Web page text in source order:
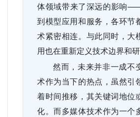
体领域带来了深远的影响
到模型应用和服务，各环节
术紧密相连。与此同时，大
用也在重新定义技术边界和研
然而，未来并非一成不
术作为当下的热点，虽然引
着时间推移，其关键词地位
化。而多媒体技术作为一个